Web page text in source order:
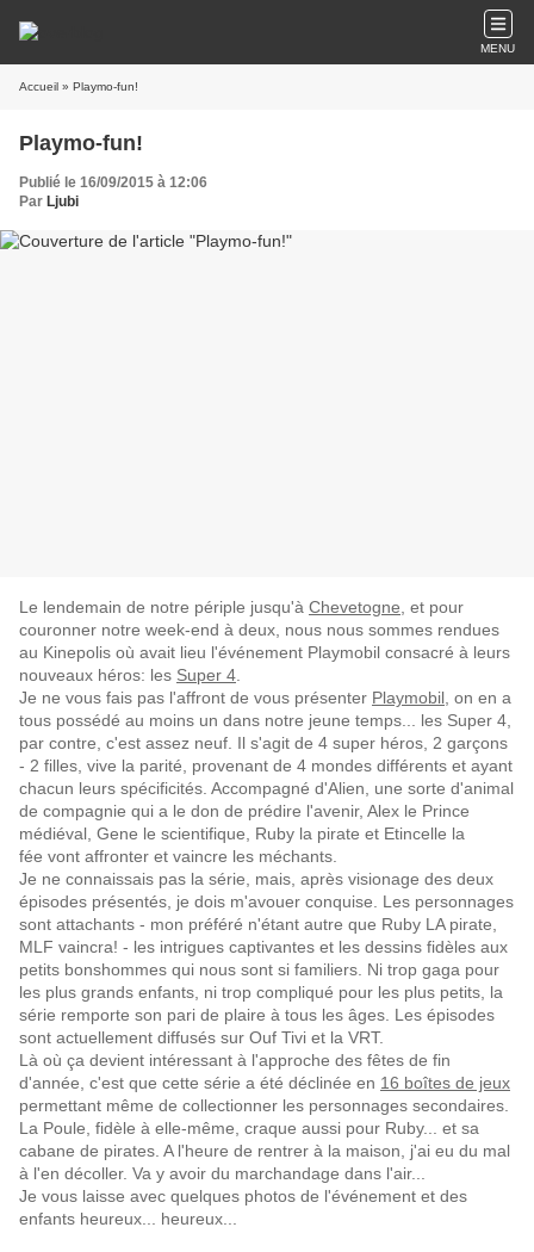
MENU
Accueil » Playmo-fun!
Playmo-fun!
Publié le 16/09/2015 à 12:06
Par Ljubi
Le lendemain de notre périple jusqu'à Chevetogne , et pour
couronner notre week-end à deux, nous nous sommes rendues
au Kinepolis où avait lieu l'événement Playmobil consacré à leurs
nouveaux héros: les Super 4
Je ne vous fais pas l'affront de vous présenter Playmobil , on en a
tous possédé au moins un dans notre jeune temps... les Super 4,
par contre, c'est assez neuf. Il s'agit de 4 super héros, 2 garçons
- 2 filles, vive la parité, provenant de 4 mondes différents et ayant
chacun leurs spécificités. Accompagné d'Alien, une sorte d'animal
de compagnie qui a le don de prédire l'avenir, Alex le Prince
médiéval, Gene le scientifique, Ruby la pirate et Etincelle la
fée vont affronter et vaincre les méchants.
Je ne connaissais pas la série, mais, après visionage des deux
épisodes présentés, je dois m'avouer conquise. Les personnages
sont attachants - mon préféré n'étant autre que Ruby LA pirate,
MLF vaincra! - les intrigues captivantes et les dessins fidèles aux
petits bonshommes qui nous sont si familiers. Ni trop gaga pour
les plus grands enfants, ni trop compliqué pour les plus petits, la
série remporte son pari de plaire à tous les âges. Les épisodes
sont actuellement diffusés sur Ouf Tivi et la VRT.
Là où ça devient intéressant à l'approche des fêtes de fin
d'année, c'est que cette série a été déclinée en 16 boîtes de jeux
permettant même de collectionner les personnages secondaires.
La Poule, fidèle à elle-même, craque aussi pour Ruby... et sa
cabane de pirates. A l'heure de rentrer à la maison, j'ai eu du mal
à l'en décoller. Va y avoir du marchandage dans l'air...
Je vous laisse avec quelques photos de l'événement et des
enfants heureux... heureux...